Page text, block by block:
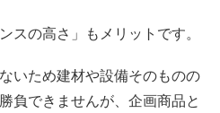
スの高さ」もメリットです。
いため建材や設備そのものの
負できませんが、企画商品と